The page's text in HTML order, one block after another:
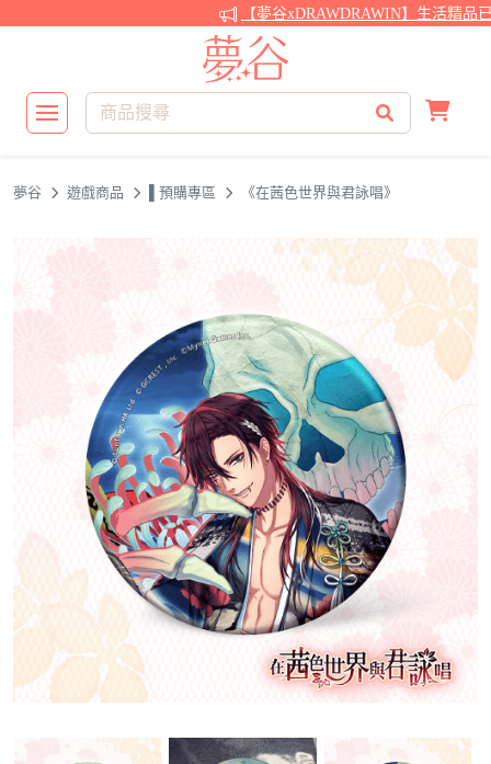
【夢谷xDRAWDRAWIN】生活精品已
夢谷 遊戲商品 ▌預購專區 《在茜色世界與君詠唱》